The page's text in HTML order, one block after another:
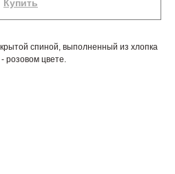
Купить
спиной, выполненный из хлопка
розовом цвете.